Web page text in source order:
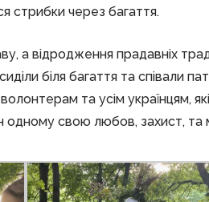
стрибки через багаття.
а відродження прадавніх
біля багаття та співали
та усім українцям,
свою любов, захист, та